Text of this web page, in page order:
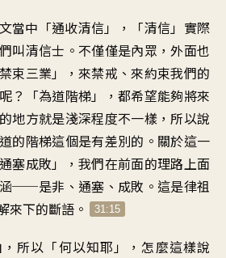
當中「通收清信」，「清信」實際
叫清信士。不僅僅是內眾，外面也
束三業」，來禁戒、來約束我們的
？「為道階梯」，都希望能夠將來
地方就是淺深程度不一樣，所以說
的階梯這個是有差別的。關於這一
塞成敗」，我們在前面的理路上面
──是非、通塞、成敗。這是律祖
來下的斷語。
31:15
所以「何以知耶」，怎麼這樣說